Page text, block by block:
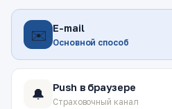
✉️ E-mail
Основной способ
🔔 Push в браузере
Страховочный канал